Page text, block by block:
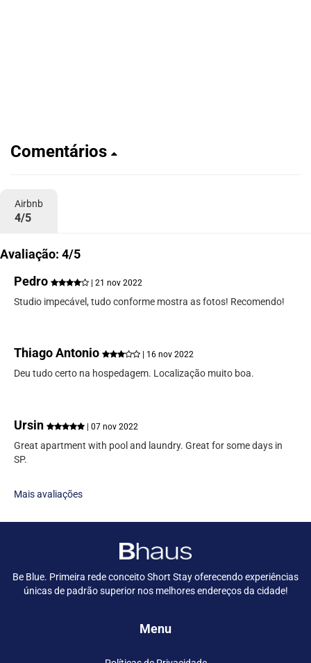
Comentários
Airbnb
4/5
Avaliação: 4/5
Pedro
| 21 nov 2022
Studio impecável, tudo conforme mostra as fotos! Recomendo!
Thiago Antonio | 16 nov 2022
Deu tudo certo na hospedagem. Localização muito boa.
Ursin | 07 nov 2022
Great apartment with pool and laundry. Great for some days in
SP.
Mais avaliações
Be Blue. Primeira rede conceito Short Stay oferecendo experiências
únicas de padrão superior nos melhores endereços da cidade!
Menu